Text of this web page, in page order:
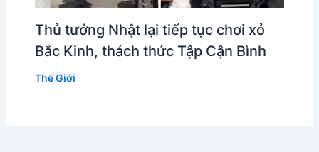
Thủ tướng Nhật lại tiếp tục chơi xỏ
Bắc Kinh, thách thức Tập Cận Bình
Thế Giới